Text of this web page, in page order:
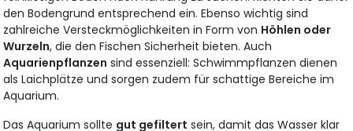
den Bodengrund entsprechend ein. Ebenso wichtig sind
zahlreiche Versteckmöglichkeiten in Form von Höhlen oder
Wurzeln, die den Fischen Sicherheit bieten. Auch
Aquarienpflanzen sind essenziell: Schwimmpflanzen dienen
als Laichplätze und sorgen zudem für schattige Bereiche im
Aquarium.
Das Aquarium sollte gut gefiltert sein, damit das Wasser klar